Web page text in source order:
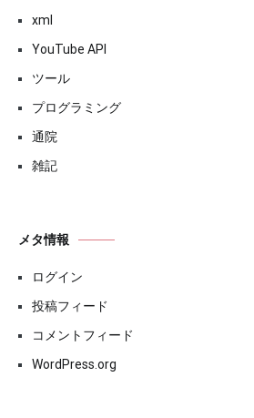
xml
YouTube API
ツール
プログラミング
通院
雑記
メタ情報
ログイン
投稿フィード
コメントフィード
WordPress.org